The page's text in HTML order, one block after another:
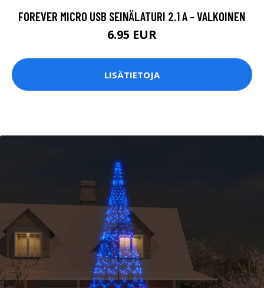
FOREVER MICRO USB SEINÄLATURI 2.1 A - VALKOINEN
6.95 EUR
LISÄTIETOJA